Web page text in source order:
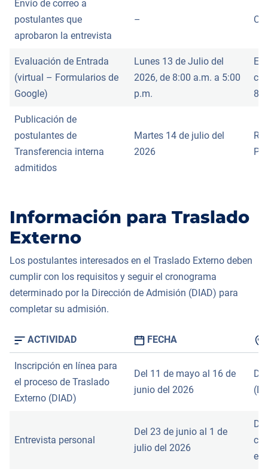
Envío de correo a
postulantes que
aprobaron la entrevista
–
Evaluación de Entrada
(virtual – Formularios de
Google)
Lunes 13 de Julio del
2026, de 8:00 a.m. a 5:00
p.m.
Publicación de
postulantes de
Transferencia interna
admitidos
Martes 14 de julio del
2026
Información para Traslado
Externo
Los postulantes interesados en el Traslado Externo deben
cumplir con los requisitos y seguir el cronograma
determinado por la Dirección de Admisión (DIAD) para
completar su admisión.
ACTIVIDAD FECHA
Inscripción en línea para
el proceso de Traslado
Externo (DIAD)
Del 11 de mayo al 16 de
junio del 2026
Entrevista personal
Del 23 de junio al 1 de
julio del 2026